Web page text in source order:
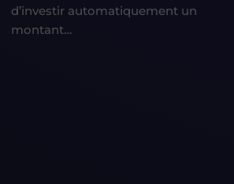
d’investir automatiquement un
montant…